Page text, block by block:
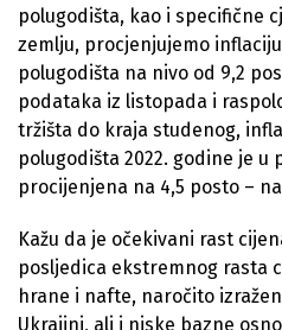
polugodišta, kao i specifične
zemlju, procjenjujemo
polugodišta na nivo od 9,2
podataka iz listopada i
tržišta do kraja studenog,
polugodišta 2022. godine je u
procijenjena na 4,5 posto –
Kažu da je očekivani rast
posljedica ekstremnog rasta
hrane i nafte, naročito
Ukrajini, ali i niske bazne